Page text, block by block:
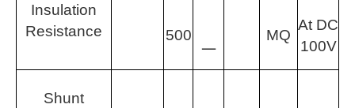
Insulation
Resistance
500
一
MQ
At DC
100V
Shunt